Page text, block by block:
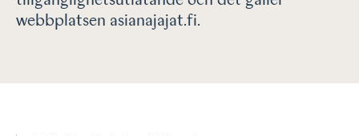
webbplatsen asianajajat.fi.